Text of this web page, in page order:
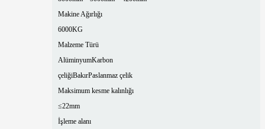
Makine Ağırlığı
6000KG
Malzeme Türü
AlüminyumKarbon
çeliğiBakırPaslanmaz çelik
Maksimum kesme kalınlığı
≤22mm
İşleme alanı